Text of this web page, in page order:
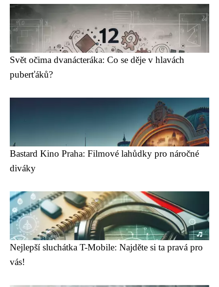
Svět očima dvanácteráka: Co se děje v hlavách
puberťáků?
Bastard Kino Praha: Filmové lahůdky pro náročné
diváky
Nejlepší sluchátka T-Mobile: Najděte si ta pravá pro
vás!